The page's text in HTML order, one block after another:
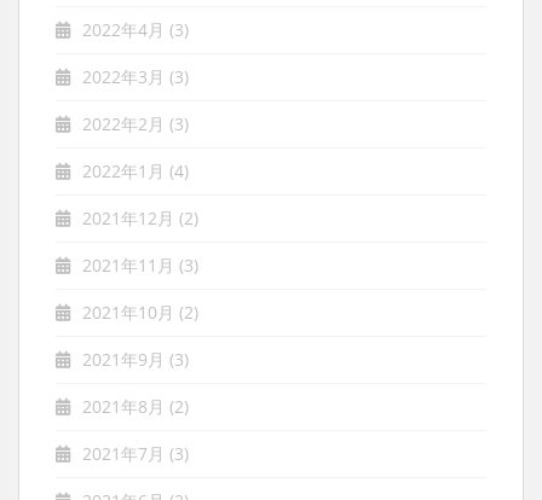
2022年4月 (3)
2022年3月 (3)
2022年2月 (3)
2022年1月 (4)
2021年12月 (2)
2021年11月 (3)
2021年10月 (2)
2021年9月 (3)
2021年8月 (2)
2021年7月 (3)